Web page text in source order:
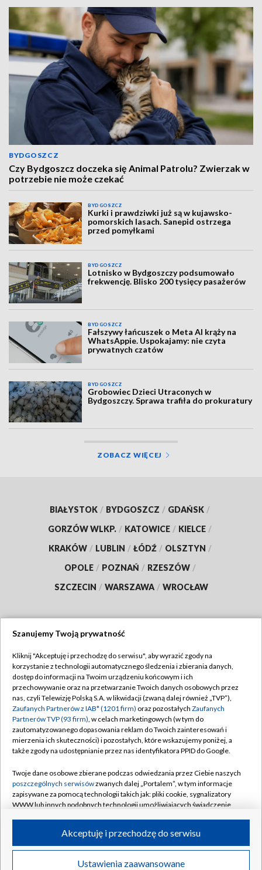
BYDGOSZCZ
Czy Bydgoszcz doczeka się Animal Patrolu? Zwierzak w
potrzebie nie może czekać
BYDGOSZCZ
Kurki i prawdziwki już są w kujawsko-
pomorskich lasach. Sanepid ostrzega
przed pomyłkami
BYDGOSZCZ
Lotnisko w Bydgoszczy podsumowało
frekwencję. Blisko 200 tysięcy pasażerów
BYDGOSZCZ
Fałszywy łańcuszek o Meta AI krąży na
WhatsAppie. Uspokajamy: nie czyta
prywatnych czatów
BYDGOSZCZ
Grobowiec Dzieci Utraconych w
Bydgoszczy. Sprawa trafiła do prokuratury
ZOBACZ WIĘCEJ
BIAŁYSTOK / BYDGOSZCZ / GDAŃSK /
GORZÓW WLKP. / KATOWICE / KIELCE /
KRAKÓW / LUBLIN / ŁÓDŹ / OLSZTYN /
OPOLE / POZNAŃ / RZESZÓW /
SZCZECIN / WARSZAWA / WROCŁAW
TVP
Abonament TVP
Emisja w TVP
Centrum informacji TVP
Naziemna Telewizja Cyfrowa
Rada Programowa
System NOS
Informacje o nadawcy
Program dla prasy
Regulamin TVP
Polityka prywatności
Moje zgody
Pomoc
Kontakt
Kanały
©2026 Telewizja Polska S.A. w likwidacji
Szanujemy Twoją prywatność
Kliknij "Akceptuję i przechodzę do serwisu", aby wyrazić zgody na
korzystanie z technologii automatycznego śledzenia i zbierania danych,
dostęp do informacji na Twoim urządzeniu końcowym i ich
przechowywanie oraz na przetwarzanie Twoich danych osobowych przez
nas, czyli Telewizję Polską S.A. w likwidacji (zwaną dalej również „TVP”),
Zaufanych Partnerów z IAB* (1201 firm) oraz pozostałych Zaufanych
Partnerów TVP (93 firm), w celach marketingowych (w tym do
zautomatyzowanego dopasowania reklam do Twoich zainteresowań i
mierzenia ich skuteczności) i pozostałych, które wskazujemy poniżej, a
także zgody na udostępnianie przez nas identyfikatora PPID do Google.
Twoje dane osobowe zbierane podczas odwiedzania przez Ciebie naszych
poszczególnych serwisówzwanych dalej „Portalem”, w tym informacje
zapisywane za pomocą technologii takich jak: pliki cookie, sygnalizatory
WWW lub innych podobnych technologii umożliwiających świadczenie
ruchu w Internecie.
Twoje dane osobowe zbierane podczas odwiedzania przez Ciebie
Ustawienia zaawansowane
Akceptuję i przechodzę do serwisu